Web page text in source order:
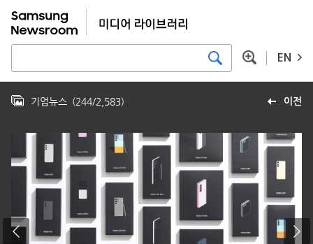
EN
이전
기업뉴스 (244/2,583)